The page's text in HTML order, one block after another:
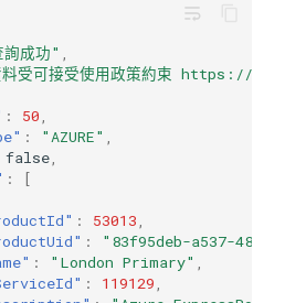
wrap_text
成功"
料受可接受使用政策約束 https://
: 50
: "AZURE"
false
:
[
: 53013
:
"83f95deb-a537-485e-
: "London Primary"
: 119129